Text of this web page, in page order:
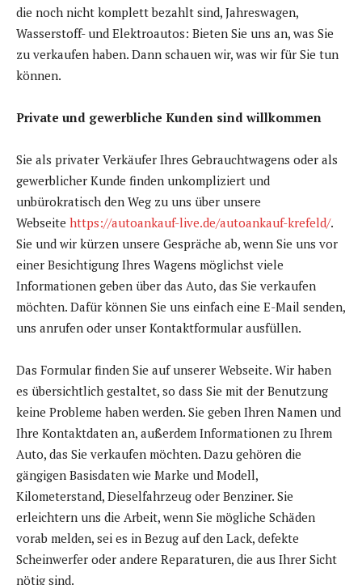
die noch nicht komplett bezahlt sind, Jahreswagen,
Wasserstoff- und Elektroautos: Bieten Sie uns an, was Sie
zu verkaufen haben. Dann schauen wir, was wir für Sie tun
können.
Private und gewerbliche Kunden sind willkommen
Sie als privater Verkäufer Ihres Gebrauchtwagens oder als
gewerblicher Kunde finden unkompliziert und
unbürokratisch den Weg zu uns über unsere
Webseite https://autoankauf-live.de/autoankauf-krefeld/.
Sie und wir kürzen unsere Gespräche ab, wenn Sie uns vor
einer Besichtigung Ihres Wagens möglichst viele
Informationen geben über das Auto, das Sie verkaufen
möchten. Dafür können Sie uns einfach eine E-Mail senden,
uns anrufen oder unser Kontaktformular ausfüllen.
Das Formular finden Sie auf unserer Webseite. Wir haben
es übersichtlich gestaltet, so dass Sie mit der Benutzung
keine Probleme haben werden. Sie geben Ihren Namen und
Ihre Kontaktdaten an, außerdem Informationen zu Ihrem
Auto, das Sie verkaufen möchten. Dazu gehören die
gängigen Basisdaten wie Marke und Modell,
Kilometerstand, Dieselfahrzeug oder Benziner. Sie
erleichtern uns die Arbeit, wenn Sie mögliche Schäden
vorab melden, sei es in Bezug auf den Lack, defekte
Scheinwerfer oder andere Reparaturen, die aus Ihrer Sicht
nötig sind.